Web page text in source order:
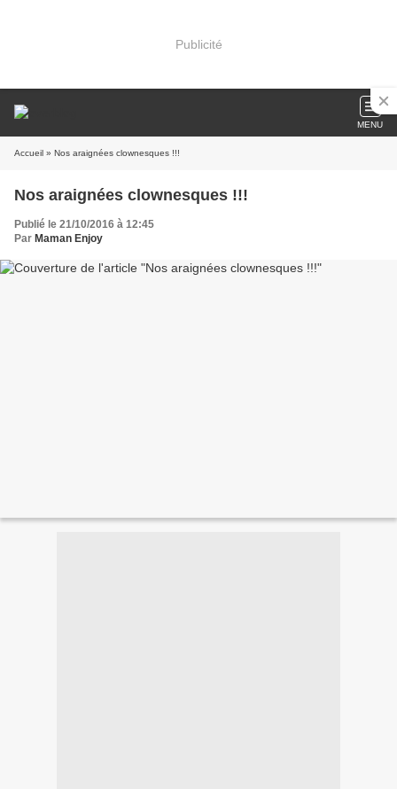
Publicité
MENU
Accueil » Nos araignées clownesques !!!
Nos araignées clownesques !!!
Publié le 21/10/2016 à 12:45
Par Maman Enjoy